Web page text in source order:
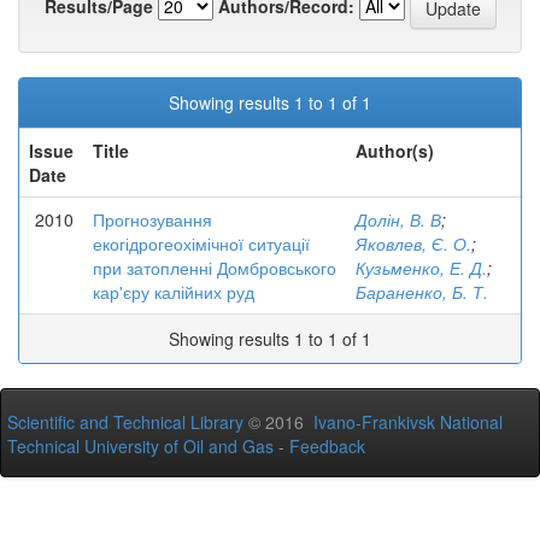
Results/Page
Authors/Record:
Showing results 1 to 1 of 1
Issue
Date
Title Author(s)
2010
Прогнозування
екогідрогеохімічної ситуації
при затопленні Домбровського
кар'єру калійних руд
Долін, В. В;
Яковлев, Є. О.;
Кузьменко, Е. Д.;
Бараненко, Б. Т.
Showing results 1 to 1 of 1
Scientific and Technical Library © 2016 Ivano-Frankivsk National
Technical University of Oil and Gas - Feedback